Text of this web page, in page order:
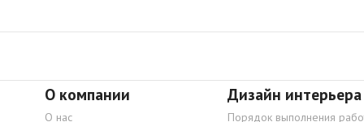
О компании
О нас
Дизайн интерьера
Порядок выполнения